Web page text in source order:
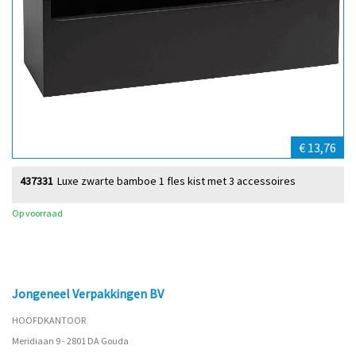
€ 13,76
Luxe zwarte bamboe 1 fles kist met 3 accessoires
437331
Op voorraad
Jongeneel Verpakkingen BV
HOOFDKANTOOR
Meridiaan 9 - 2801 DA Gouda